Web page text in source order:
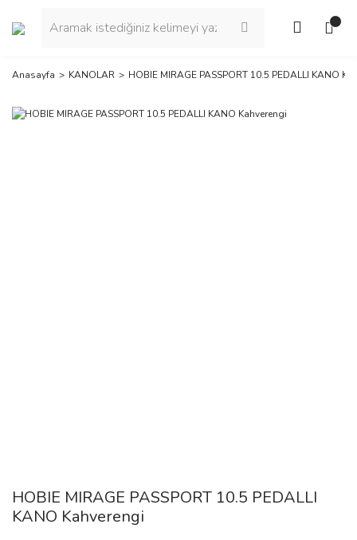
Anasayfa KANOLAR HOBIE MIRAGE PASSPORT 10.5 PEDALLI KANO
HOBIE MIRAGE PASSPORT 10.5 PEDALLI
KANO Kahverengi